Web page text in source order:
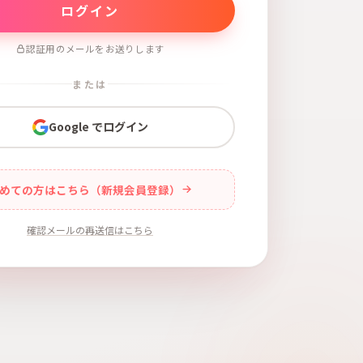
認証用のメールをお送りします
または
Google でログイン
ての方はこちら（新規会員登録）
確認メールの再送信はこちら